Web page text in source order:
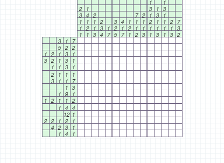
1
1
2
1 3 1 3
3 4 2 7 2 1 3
1
1
1 1 2 3 4 1 1 1 2 1 1 2 7
1 2 1 3 1 2 1 2 1 1 1 1 1 1 3
1
1 3 4 7 5 7 1 2 3 1 3 1 3 2
3
1
7
5 2 2
1 2 1 3
1
3 2 1 3
1
1
1 3
1
2
1 1
1
3
1 1
7
1 3
1 9
1
1 2 1 1 2
1 4 4
12 1
2 2 1 2
1
4 2 3
1
1 4 1